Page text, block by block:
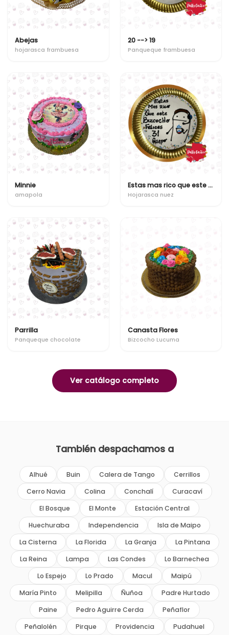
Abejas
hojarasca frambuesa
20 --> 19
Panqueque frambuesa
Minnie
amapola
Estas mas rico que este bizcocho
Hojarasca nuez
Parrilla
Panqueque chocolate
Canasta Flores
Bizcocho Lucuma
Ver catálogo completo
También despachamos a
Alhué Buin Calera de Tango
Cerrillos
Cerro Navia
Colina Conchalí
Curacaví
El Bosque
El Monte
Estación Central
Huechuraba
Independencia
Isla de Maipo
La Cisterna
La Florida La Granja
La Pintana
La Reina
Lampa Las Condes
Lo Barnechea
Lo Espejo
Lo Prado Macul
Maipú
María Pinto
Melipilla Ñuñoa
Padre Hurtado
Paine
Pedro Aguirre Cerda
Peñaflor
Peñalolén
Pirque Providencia Pudahuel